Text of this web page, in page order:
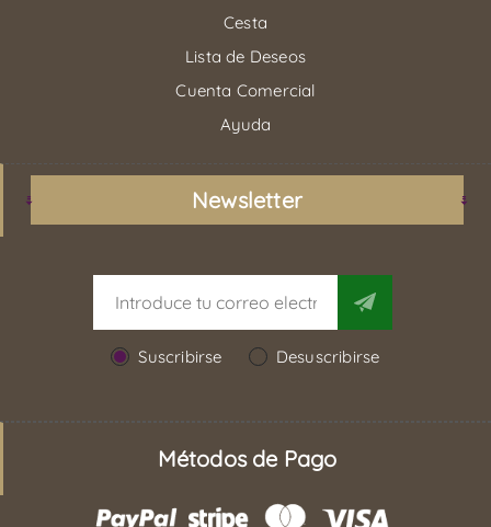
Cesta
Lista de Deseos
Cuenta Comercial
Ayuda
Newsletter
Suscribirse Desuscribirse
Métodos de Pago